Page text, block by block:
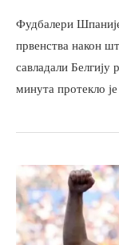
Фудбалери
првенства након
савладали Белгију
минута протекло